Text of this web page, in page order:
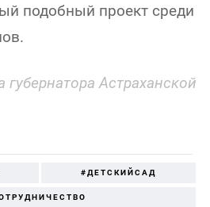
подобный проект среди
Астраханской
#ДЕТСКИЙСАД